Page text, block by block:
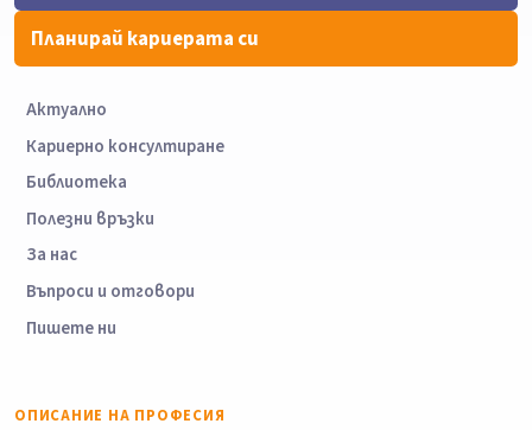
Планирай кариерата си
Актуално
Кариерно консултиране
Библиотека
Полезни връзки
За нас
Въпроси и отговори
Пишете ни
ОПИСАНИЕ НА ПРОФЕСИЯ